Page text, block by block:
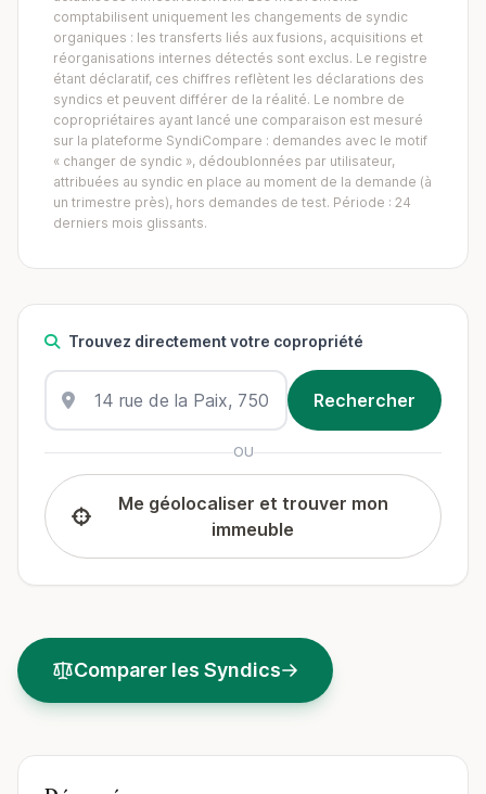
comptabilisent uniquement les changements de syndic
organiques : les transferts liés aux fusions, acquisitions et
réorganisations internes détectés sont exclus. Le registre
étant déclaratif, ces chiffres reflètent les déclarations des
syndics et peuvent différer de la réalité. Le nombre de
copropriétaires ayant lancé une comparaison est mesuré
sur la plateforme SyndiCompare : demandes avec le motif
« changer de syndic », dédoublonnées par utilisateur,
attribuées au syndic en place au moment de la demande (à
un trimestre près), hors demandes de test. Période : 24
derniers mois glissants.
Trouvez directement votre copropriété
OU
Me géolocaliser et trouver mon
immeuble
Comparer les Syndics